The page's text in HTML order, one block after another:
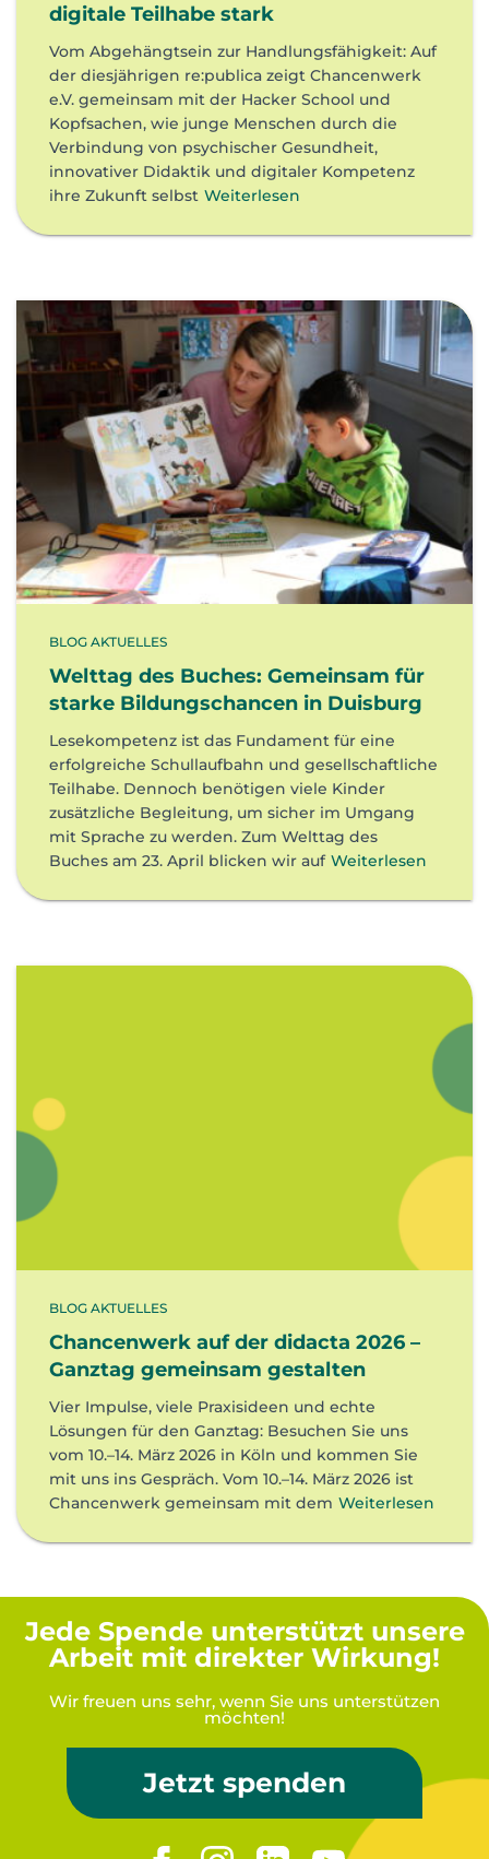
digitale Teilhabe stark
Vom Abgehängtsein zur Handlungsfähigkeit: Auf
der diesjährigen re:publica zeigt Chancenwerk
e.V. gemeinsam mit der Hacker School und
Kopfsachen, wie junge Menschen durch die
Verbindung von psychischer Gesundheit,
innovativer Didaktik und digitaler Kompetenz
ihre Zukunft selbst Weiterlesen
BLOG AKTUELLES
Welttag des Buches: Gemeinsam für
starke Bildungschancen in Duisburg
Lesekompetenz ist das Fundament für eine
erfolgreiche Schullaufbahn und gesellschaftliche
Teilhabe. Dennoch benötigen viele Kinder
zusätzliche Begleitung, um sicher im Umgang
mit Sprache zu werden. Zum Welttag des
Buches am 23. April blicken wir auf Weiterlesen
BLOG AKTUELLES
Chancenwerk auf der didacta 2026 –
Ganztag gemeinsam gestalten
Vier Impulse, viele Praxisideen und echte
Lösungen für den Ganztag: Besuchen Sie uns
vom 10.–14. März 2026 in Köln und kommen Sie
mit uns ins Gespräch. Vom 10.–14. März 2026 ist
Chancenwerk gemeinsam mit dem Weiterlesen
Jede Spende unterstützt unsere
Arbeit mit direkter Wirkung!
Wir freuen uns sehr, wenn Sie uns unterstützen
möchten!
Jetzt spenden